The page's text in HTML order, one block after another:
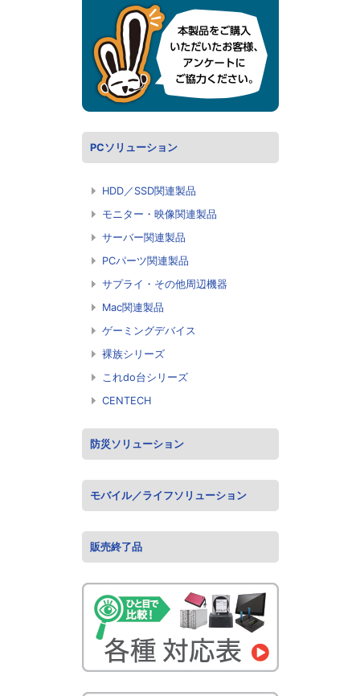
PCソリューション
HDD／SSD関連製品
モニター・映像関連製品
サーバー関連製品
PCパーツ関連製品
サプライ・その他周辺機器
Mac関連製品
ゲーミングデバイス
裸族シリーズ
これdo台シリーズ
CENTECH
防災ソリューション
モバイル／ライフソリューション
販売終了品